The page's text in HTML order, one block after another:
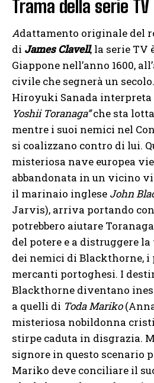
Trama della serie TV
Adattamento originale del
di James Clavell, la serie TV
Giappone nell’anno 1600,
civile che segnerà un
Hiroyuki Sanada
Yoshii Toranaga”che sta
mentre i suoi nemici nel
si coalizzano contro di lui.
misteriosa nave europea
abbandonata in un vicino
il marinaio inglese John
Jarvis), arriva portando
potrebbero aiutare
del potere e a distruggere
dei nemici di Blackthorne, i
mercanti portoghesi. I
Blackthorne diventano
a quelli di Toda Mariko
misteriosa nobildonna
stirpe caduta in disgrazia.
signore in questo scenario
Mariko deve conciliare il